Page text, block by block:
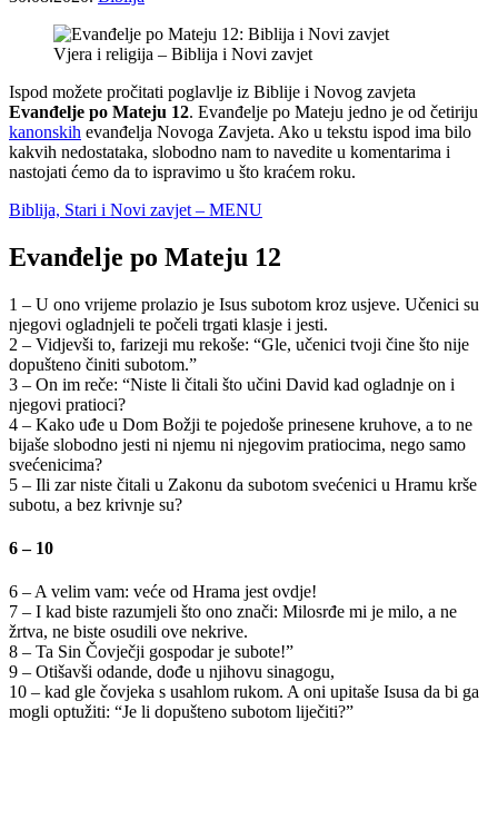
Vjera i religija – Biblija i Novi zavjet
Ispod možete pročitati poglavlje iz Biblije i Novog zavjeta
Evanđelje po Mateju 12. Evanđelje po Mateju jedno je od četiriju
kanonskih evanđelja Novoga Zavjeta. Ako u tekstu ispod ima bilo
kakvih nedostataka, slobodno nam to navedite u komentarima i
nastojati ćemo da to ispravimo u što kraćem roku.
Biblija, Stari i Novi zavjet – MENU
Evanđelje po Mateju 12
1 – U ono vrijeme prolazio je Isus subotom kroz usjeve. Učenici su
njegovi ogladnjeli te počeli trgati klasje i jesti.
2 – Vidjevši to, farizeji mu rekoše: “Gle, učenici tvoji čine što nije
dopušteno činiti subotom.”
3 – On im reče: “Niste li čitali što učini David kad ogladnje on i
njegovi pratioci?
4 – Kako uđe u Dom Božji te pojedoše prinesene kruhove, a to ne
bijaše slobodno jesti ni njemu ni njegovim pratiocima, nego samo
svećenicima?
5 – Ili zar niste čitali u Zakonu da subotom svećenici u Hramu krše
subotu, a bez krivnje su?
6 – 10
6 – A velim vam: veće od Hrama jest ovdje!
7 – I kad biste razumjeli što ono znači: Milosrđe mi je milo, a ne
žrtva, ne biste osudili ove nekrive.
8 – Ta Sin Čovječji gospodar je subote!”
9 – Otišavši odande, dođe u njihovu sinagogu,
10 – kad gle čovjeka s usahlom rukom. A oni upitaše Isusa da bi ga
mogli optužiti: “Je li dopušteno subotom liječiti?”